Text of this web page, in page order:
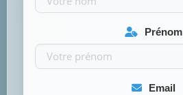
Prénom
Email